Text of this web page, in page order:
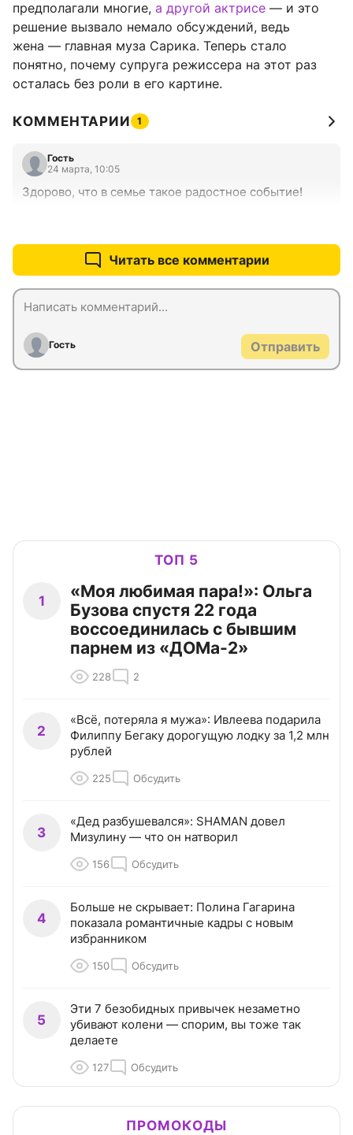
предполагали многие, а другой актрисе — и это
решение вызвало немало обсуждений, ведь
жена — главная муза Сарика. Теперь стало
понятно, почему супруга режиссера на этот раз
осталась без роли в его картине.
КОММЕНТАРИИ 1
Гость
24 марта, 10:05
Здорово, что в семье такое радостное событие!
Читать все комментарии
Гость Отправить
ТОП 5
1
«Моя любимая пара!»: Ольга
Бузова спустя 22 года
воссоединилась с бывшим
парнем из «ДОМа-2»
228 2
2
«Всё, потеряла я мужа»: Ивлеева подарила
Филиппу Бегаку дорогущую лодку за 1,2 млн
рублей
225 Обсудить
3
«Дед разбушевался»: SHAMAN довел
Мизулину — что он натворил
156 Обсудить
4
Больше не скрывает: Полина Гагарина
показала романтичные кадры с новым
избранником
150 Обсудить
5
Эти 7 безобидных привычек незаметно
убивают колени — спорим, вы тоже так
делаете
127 Обсудить
ПРОМОКОДЫ